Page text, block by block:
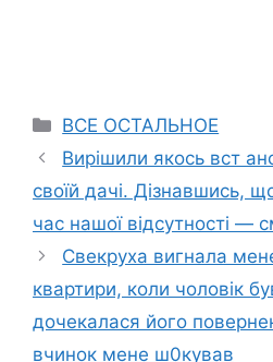
Categories
ВСЕ ОСТАЛЬНОЕ
Вирішили якось вст
своїй дачі. Дізнавшись,
час нашої відсутності —
Свекруха вигнала
квартири, коли чоловік
дочекалася його
вчинок мене ш0кував